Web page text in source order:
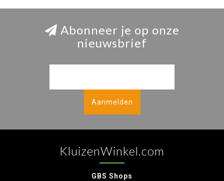
Abonneer je op onze
nieuwsbrief
Aanmelden
KluizenWinkel.com
GBS Shops